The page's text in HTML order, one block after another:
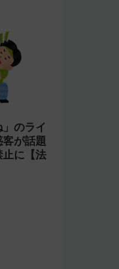
」のライ
が話題
に【法